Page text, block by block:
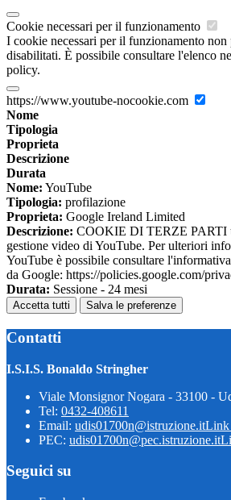
Cookie necessari per il funzionamento
I cookie necessari per il funzionamento non
disabilitati. È possibile consultare l'elenco
policy.
https://www.youtube-nocookie.com
Nome
Tipologia
Proprieta
Descrizione
Durata
Nome: YouTube
Tipologia: profilazione
Proprieta: Google Ireland Limited
Descrizione: COOKIE DI TERZE PARTI
gestione video di YouTube. Per ulteriori
YouTube è possibile consultare
da Google: https://policies.google.com/
Durata: Sessione - 24 mesi
Accetta tutti Salva le preferenze
Contatti
I.S.I.S. Bonaldo Stringher
Viale Monsignor Nogara - 33100 -
Tel: 0432-408611
Email: udis01700n@istruzione.itLink
PEC: udis01700n@pec.istruzione.it
Seguici su